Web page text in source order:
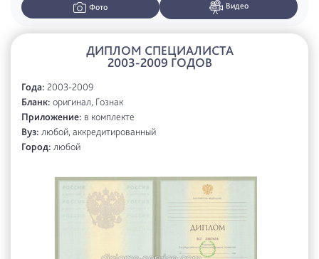
Фото Видео
ДИПЛОМ СПЕЦИАЛИСТА
2003-2009 ГОДОВ
Года: 2003-2009
Бланк: оригинал, Гознак
Приложение: в комплекте
Вуз: любой, аккредитированный
Город: любой